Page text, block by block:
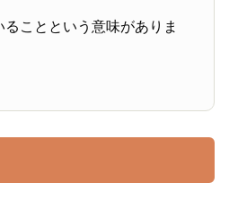
ことという意味がありま